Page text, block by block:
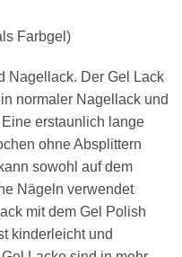
Farbgel)
Nagellack. Der Gel Lack
normaler Nagellack und
erstaunlich lange
ohne Absplittern
sowohl auf dem
Nägeln verwendet
mit dem Gel Polish
kinderleicht und